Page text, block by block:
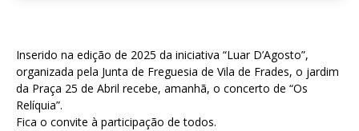
Inserido na edição de 2025 da iniciativa “Luar D’Agosto”,
organizada pela Junta de Freguesia de Vila de Frades, o jardim
da Praça 25 de Abril recebe, amanhã, o concerto de “Os
Relíquia”.
Fica o convite à participação de todos.